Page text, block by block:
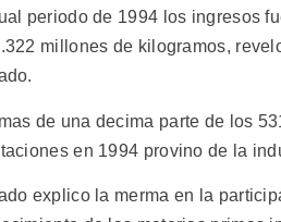
periodo de 1994 los ingresos
millones de kilogramos,
de una decima parte de los
en 1994 provino de la
explico la merma en la